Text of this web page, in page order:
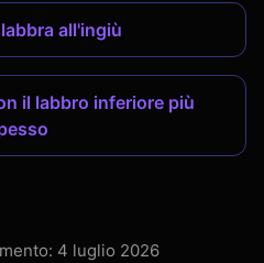
all'ingiù
il labbro inferiore più
4 luglio 2026